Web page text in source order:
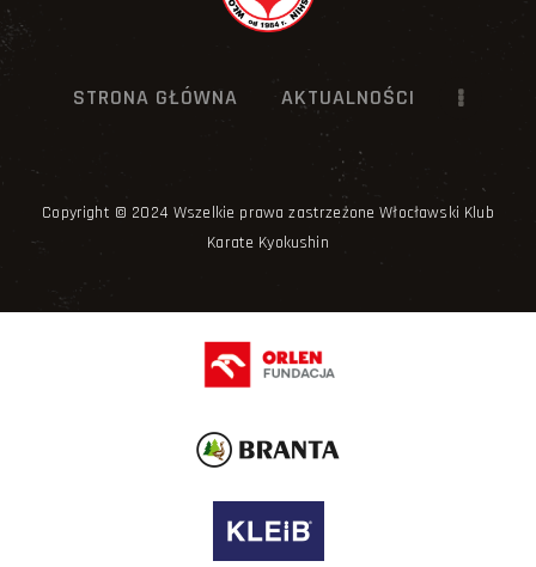
STRONA GŁÓWNA AKTUALNOŚCI
Copyright © 2024 Wszelkie prawa zastrzeżone Włocławski Klub
Karate Kyokushin